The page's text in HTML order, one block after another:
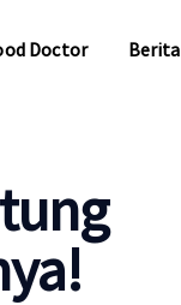
Doctor Berita